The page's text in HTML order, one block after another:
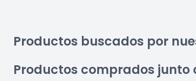
Productos buscados por
Productos comprados junto